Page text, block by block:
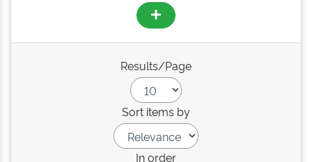
Results/Page
Sort items by
In order